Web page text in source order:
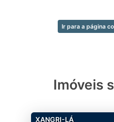
POLIESPORTIVA;
QUIOSQUE
ÁREA DE DESCANSO.
CLUBE JOY:
Ir para a página
Imóveis
XANGRI-LÁ